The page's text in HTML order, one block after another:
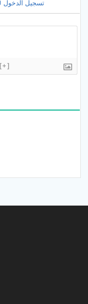
تسجيل الدخول
[+]